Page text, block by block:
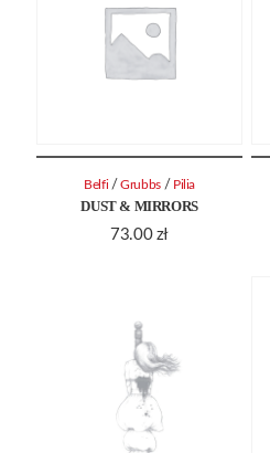
DUST & MIRRORS
73.00 zł
Belfi /Grubbs / Pilia